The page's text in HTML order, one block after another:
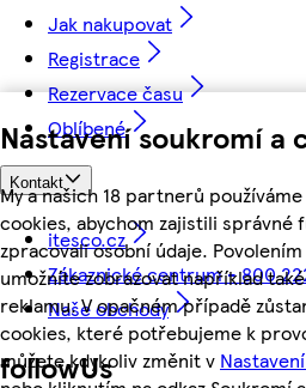
Nastavení soukromí a
My a našich 18 partnerů
cookies, abychom zajistili správné
zpracovali osobní údaje.
umožníte zobrazovat například
reklamu. V opačném případě
cookies, které potřebujeme k
můžete kdykoliv změnit v
Jak nakupovat
Registrace
Rezervace času
Oblíbené
Kontakt
itesco.cz
Zákaznické centrum - 800
Naše obchody
followUs